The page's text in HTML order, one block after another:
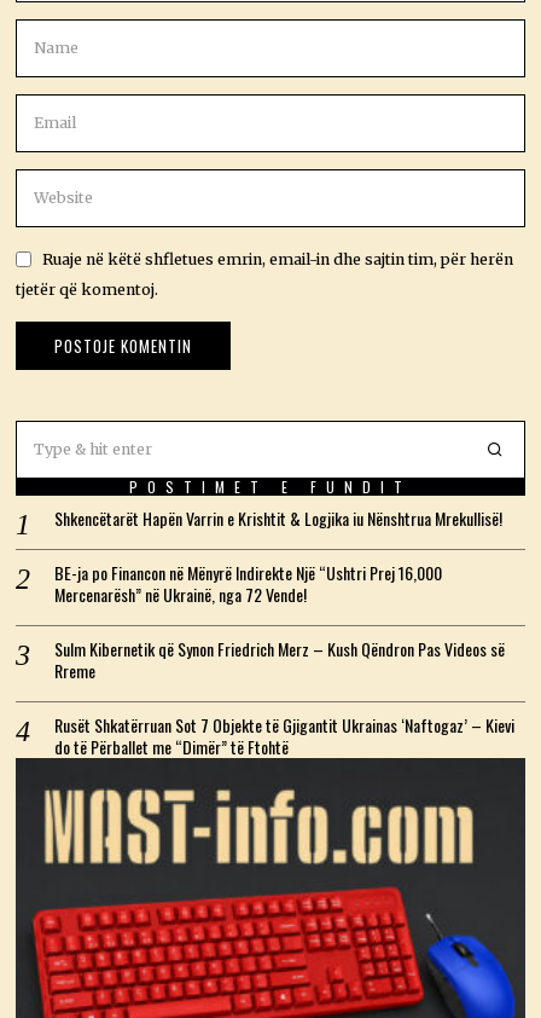
Ruaje në këtë shfletues emrin, email-in dhe sajtin tim, për herën
tjetër që komentoj.
POSTIMET E FUNDIT
Shkencëtarët Hapën Varrin e Krishtit & Logjika iu Nënshtrua Mrekullisë!
BE-ja po Financon në Mënyrë Indirekte Një “Ushtri Prej 16,000
Mercenarësh” në Ukrainë, nga 72 Vende!
Sulm Kibernetik që Synon Friedrich Merz – Kush Qëndron Pas Videos së
Rreme
Rusët Shkatërruan Sot 7 Objekte të Gjigantit Ukrainas ‘Naftogaz’ – Kievi
do të Përballet me “Dimër” të Ftohtë